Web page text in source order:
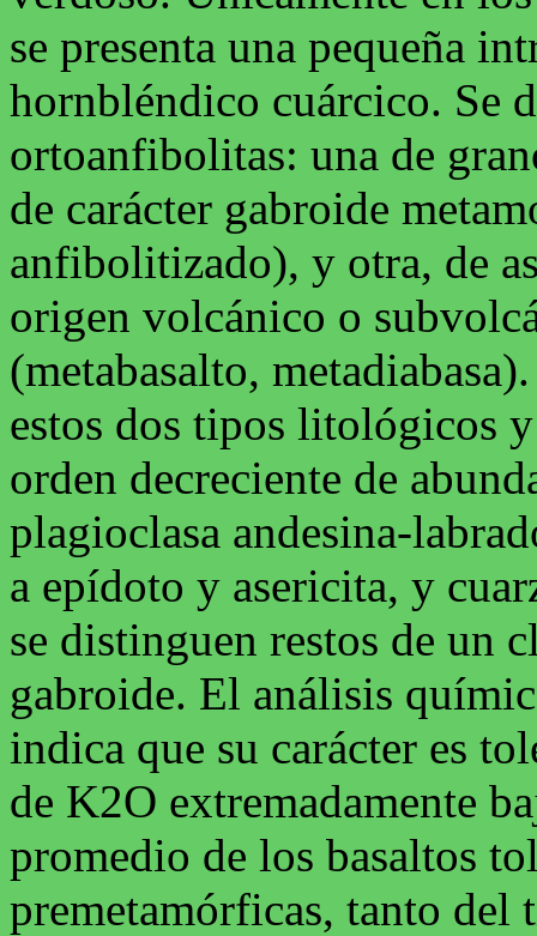
se presenta una pequeña
hornbléndico cuárcico. Se
ortoanfibolitas: una de
de carácter gabroide
anfibolitizado), y otra, de
origen volcánico o
(metabasalto,
estos dos tipos litológicos
orden decreciente de
plagioclasa andesina-
a epídoto y asericita, y
se distinguen restos de un
gabroide. El análisis
indica que su carácter es
de K2O extremadamente
promedio de los basaltos
premetamórficas, tanto